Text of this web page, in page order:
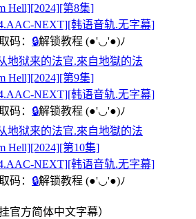
Hell][2024][第8集]
NEXT][韩语音轨.无字幕]
码： 🔒解锁教程 (●'◡'●)ﾉ
地狱来的法官.來自地獄的法
Hell][2024][第9集]
NEXT][韩语音轨.无字幕]
码： 🔒解锁教程 (●'◡'●)ﾉ
地狱来的法官.來自地獄的法
Hell][2024][第10集]
NEXT][韩语音轨.无字幕]
码： 🔒解锁教程 (●'◡'●)ﾉ
官方简体中文字幕）